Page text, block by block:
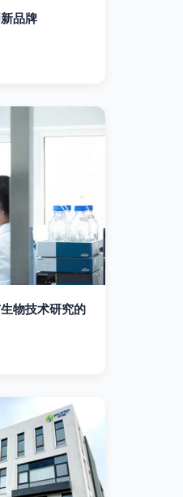
品牌
物技术研究的